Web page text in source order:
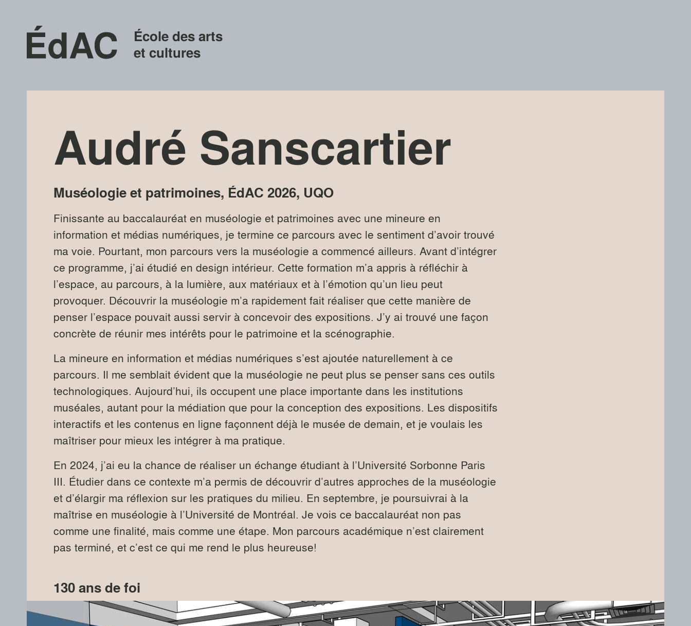
École des arts
et cultures
Audré Sanscartier
Muséologie et patrimoines, ÉdAC 2026, UQO
Finissante au baccalauréat en muséologie et patrimoines avec une mineure en
information et médias numériques, je termine ce parcours avec le sentiment d’avoir trouvé
ma voie. Pourtant, mon parcours vers la muséologie a commencé ailleurs. Avant d’intégrer
ce programme, j’ai étudié en design intérieur. Cette formation m’a appris à réfléchir à
l’espace, au parcours, à la lumière, aux matériaux et à l’émotion qu’un lieu peut
provoquer. Découvrir la muséologie m’a rapidement fait réaliser que cette manière de
penser l’espace pouvait aussi servir à concevoir des expositions. J’y ai trouvé une façon
concrète de réunir mes intérêts pour le patrimoine et la scénographie.
La mineure en information et médias numériques s’est ajoutée naturellement à ce
parcours. Il me semblait évident que la muséologie ne peut plus se penser sans ces outils
technologiques. Aujourd’hui, ils occupent une place importante dans les institutions
muséales, autant pour la médiation que pour la conception des expositions. Les dispositifs
interactifs et les contenus en ligne façonnent déjà le musée de demain, et je voulais les
maîtriser pour mieux les intégrer à ma pratique.
En 2024, j’ai eu la chance de réaliser un échange étudiant à l’Université Sorbonne Paris
III. Étudier dans ce contexte m’a permis de découvrir d’autres approches de la muséologie
et d’élargir ma réflexion sur les pratiques du milieu. En septembre, je poursuivrai à la
maîtrise en muséologie à l’Université de Montréal. Je vois ce baccalauréat non pas
comme une finalité, mais comme une étape. Mon parcours académique n’est clairement
pas terminé, et c’est ce qui me rend le plus heureuse!
130 ans de foi